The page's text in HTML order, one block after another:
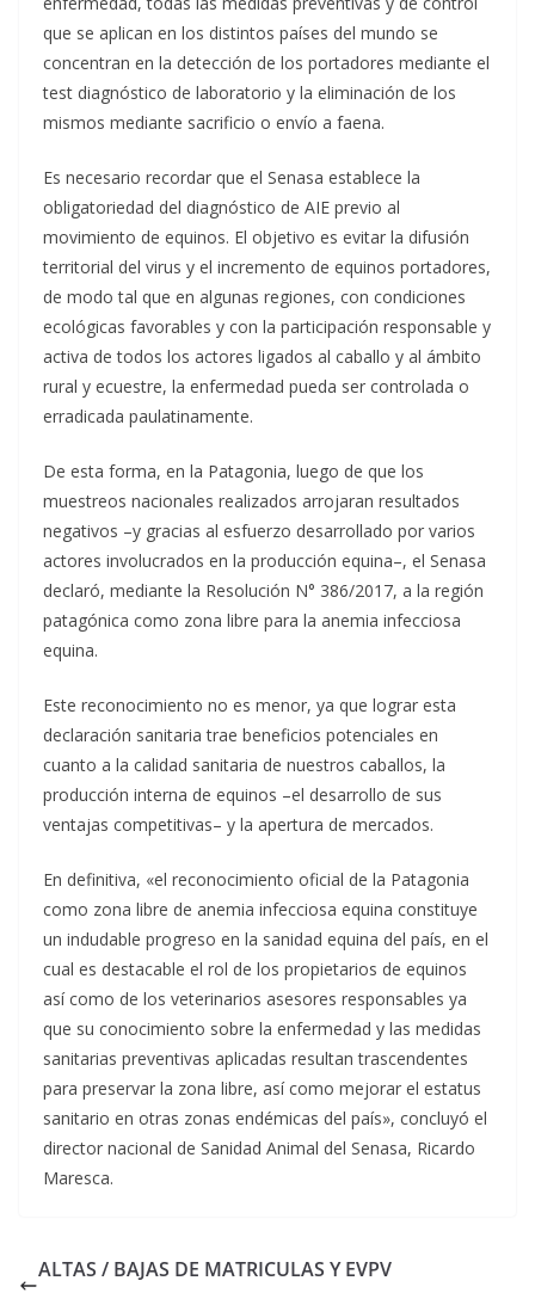
que se aplican en los distintos países del mundo se
concentran en la detección de los portadores mediante el
test diagnóstico de laboratorio y la eliminación de los
mismos mediante sacrificio o envío a faena.
Es necesario recordar que el Senasa establece la
obligatoriedad del diagnóstico de AIE previo al
movimiento de equinos. El objetivo es evitar la difusión
territorial del virus y el incremento de equinos portadores,
de modo tal que en algunas regiones, con condiciones
ecológicas favorables y con la participación responsable y
activa de todos los actores ligados al caballo y al ámbito
rural y ecuestre, la enfermedad pueda ser controlada o
erradicada paulatinamente.
De esta forma, en la Patagonia, luego de que los
muestreos nacionales realizados arrojaran resultados
negativos –y gracias al esfuerzo desarrollado por varios
actores involucrados en la producción equina–, el Senasa
declaró, mediante la Resolución N° 386/2017, a la región
patagónica como zona libre para la anemia infecciosa
equina.
Este reconocimiento no es menor, ya que lograr esta
declaración sanitaria trae beneficios potenciales en
cuanto a la calidad sanitaria de nuestros caballos, la
producción interna de equinos –el desarrollo de sus
ventajas competitivas– y la apertura de mercados.
En definitiva, «el reconocimiento oficial de la Patagonia
como zona libre de anemia infecciosa equina constituye
un indudable progreso en la sanidad equina del país, en el
cual es destacable el rol de los propietarios de equinos
así como de los veterinarios asesores responsables ya
que su conocimiento sobre la enfermedad y las medidas
sanitarias preventivas aplicadas resultan trascendentes
para preservar la zona libre, así como mejorar el estatus
sanitario en otras zonas endémicas del país», concluyó el
director nacional de Sanidad Animal del Senasa, Ricardo
Maresca.
ALTAS / BAJAS DE MATRICULAS Y EVPV